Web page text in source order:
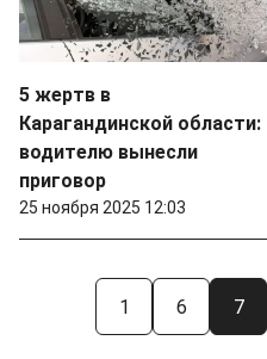
5 жертв в
Карагандинской области:
водителю вынесли
приговор
25 ноября 2025 12:03
1 6 7